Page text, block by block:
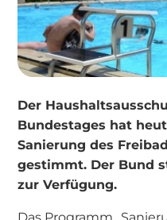
Der
Bundestages hat
Sanierung des
gestimmt. Der Bund
zur Verfügung.
Das Programm